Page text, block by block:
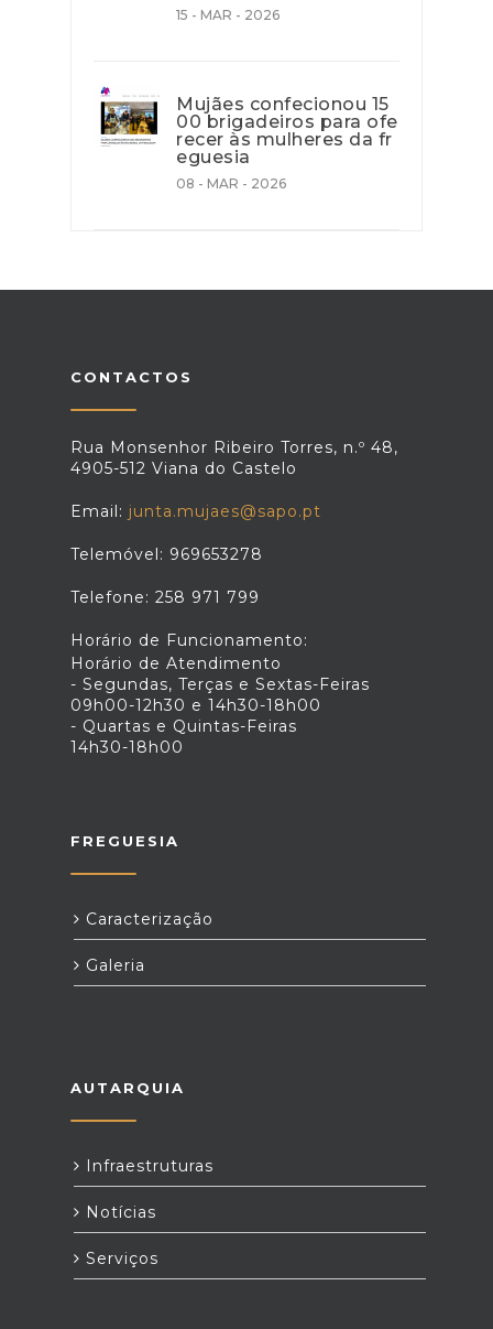
15 - MAR - 2026
Mujães confecionou 15
00 brigadeiros para ofe
recer às mulheres da fr
eguesia
08 - MAR - 2026
CONTACTOS
Rua Monsenhor Ribeiro Torres, n.º 48,
4905-512 Viana do Castelo
Email: junta.mujaes@sapo.pt
Telemóvel: 969653278
Telefone: 258 971 799
Horário de Funcionamento:
Horário de Atendimento
- Segundas, Terças e Sextas-Feiras
09h00-12h30 e 14h30-18h00
- Quartas e Quintas-Feiras
14h30-18h00
FREGUESIA
Caracterização
Galeria
AUTARQUIA
Infraestruturas
Notícias
Serviços